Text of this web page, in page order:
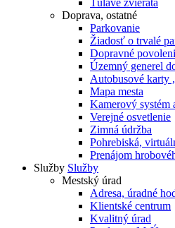
Túlavé zvieratá
Doprava, ostatné
Parkovanie
Žiadosť o trvalé
Dopravné
Územný generel
Autobusové karty
Mapa mesta
Kamerový systém
Verejné osvetlenie
Zimná údržba
Pohrebiská,
Prenájom
Služby Služby
Mestský úrad
Adresa, úradné
Klientské centrum
Kvalitný úrad